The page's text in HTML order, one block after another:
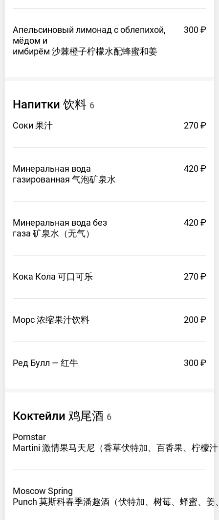
Апельсиновый лимонад с облепихой,
мёдом и
имбирём 沙棘橙子柠檬水配蜂蜜和姜
300 ₽
Напитки 饮料 6
Соки 果汁
270 ₽
Минеральная вода
газированная 气泡矿泉水
420 ₽
Минеральная вода без
газа 矿泉水（无气）
420 ₽
Кока Кола 可口可乐 270 ₽
Морс 浓缩果汁饮料 200 ₽
Ред Булл — 红牛 300 ₽
Коктейли 鸡尾酒 6
Pornstar
Martini 激情果马天尼（香草伏特加、百香果、柠檬
Moscow Spring
Punch 莫斯科春季潘趣酒（伏特加、树莓、蜂蜜、